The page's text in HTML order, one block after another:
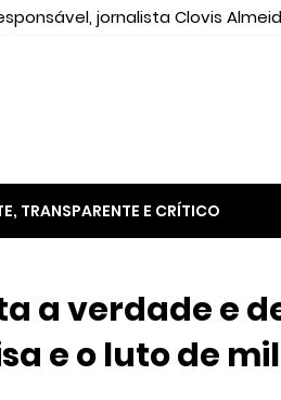
jornalista Clovis
TRANSPARENTE E CRÍTICO
a verdade e
e o luto de